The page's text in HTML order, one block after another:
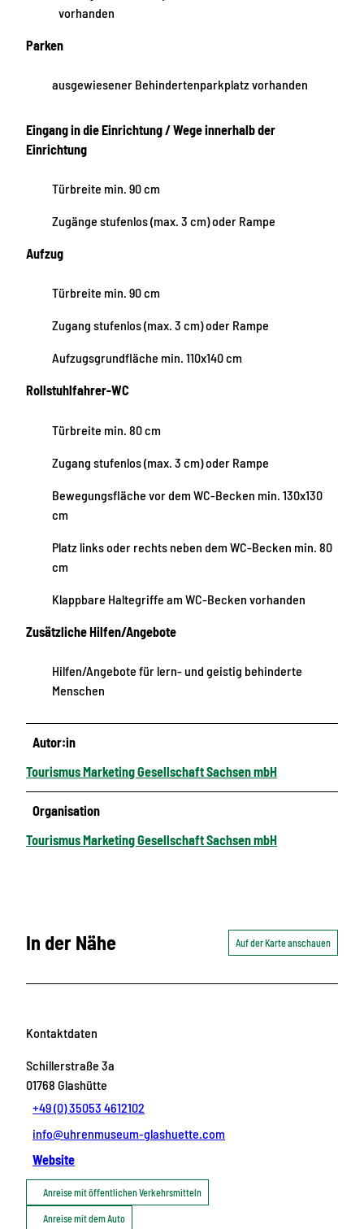
vorhanden
Parken
ausgewiesener Behindertenparkplatz vorhanden
Eingang in die Einrichtung / Wege innerhalb der
Einrichtung
Türbreite min. 90 cm
Zugänge stufenlos (max. 3 cm) oder Rampe
Aufzug
Türbreite min. 90 cm
Zugang stufenlos (max. 3 cm) oder Rampe
Aufzugsgrundfläche min. 110x140 cm
Rollstuhlfahrer-WC
Türbreite min. 80 cm
Zugang stufenlos (max. 3 cm) oder Rampe
Bewegungsfläche vor dem WC-Becken min. 130x130
cm
Platz links oder rechts neben dem WC-Becken min. 80
cm
Klappbare Haltegriffe am WC-Becken vorhanden
Zusätzliche Hilfen/Angebote
Hilfen/Angebote für lern- und geistig behinderte
Menschen
Autor:in
Tourismus Marketing Gesellschaft Sachsen mbH
Organisation
Tourismus Marketing Gesellschaft Sachsen mbH
In der Nähe Auf der Karte anschauen
Kontaktdaten
Schillerstraße 3a
01768 Glashütte
+49 (0) 35053 4612102
info@uhrenmuseum-glashuette.com
Website
Anreise mit öffentlichen Verkehrsmitteln
Anreise mit dem Auto